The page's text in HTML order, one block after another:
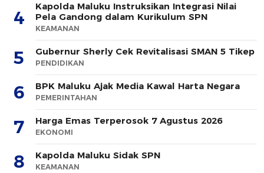
4
Kapolda Maluku Instruksikan Integrasi Nilai
Pela Gandong dalam Kurikulum SPN
KEAMANAN
5 Gubernur Sherly Cek Revitalisasi SMAN 5 Tikep
PENDIDIKAN
6 BPK Maluku Ajak Media Kawal Harta Negara
PEMERINTAHAN
7 Harga Emas Terperosok 7 Agustus 2026
EKONOMI
8 Kapolda Maluku Sidak SPN
KEAMANAN